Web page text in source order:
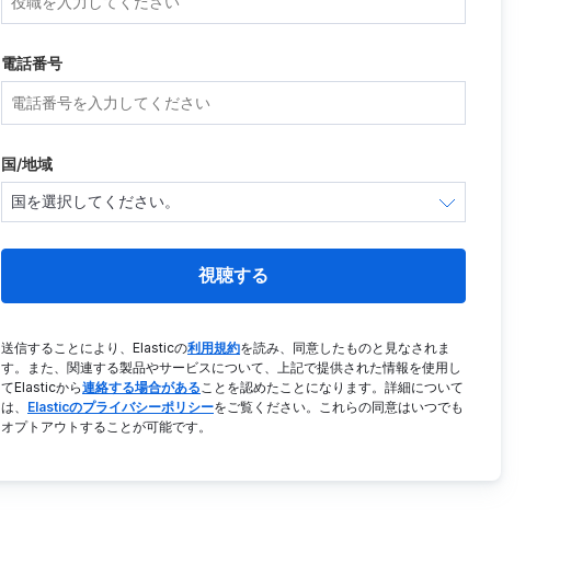
電話番号
国/地域
視聴する
送信することにより、Elasticの利用規約を読み、同意したものと見なされま
す。また、関連する製品やサービスについて、上記で提供された情報を使用し
てElasticから連絡する場合があることを認めたことになります。詳細について
は、 Elasticのプライバシーポリシーをご覧ください。これらの同意はいつでも
オプトアウトすることが可能です。